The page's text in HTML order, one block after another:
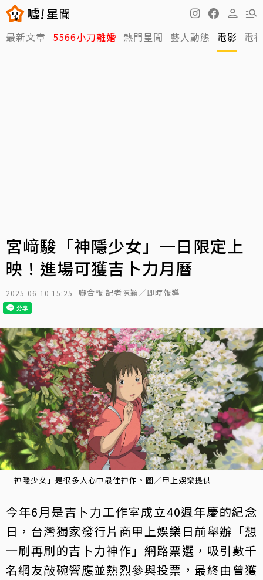
最新文章 5566小刀離婚 熱門星聞 藝人動態 電影 電
宮﨑駿「神隱少女」一日限定上
映！進場可獲吉卜力月曆
2025-06-10 15:25 聯合報 記者陳穎／即時報導
「神隱少女」是很多人心中最佳神作。圖／甲上娛樂提供
今年6月是吉卜力工作室成立40週年慶的紀念
日，台灣獨家發行片商甲上娛樂日前舉辦「想
一刷再刷的吉卜力神作」網路票選，吸引數千
名網友敲碗響應並熱烈參與投票，最終由曾獲